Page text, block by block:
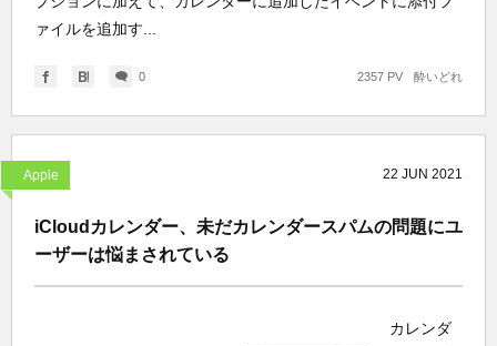
ァイルを追加す...
0 酔いどれ
2357 PV
Apple 22 JUN 2021
iCloudカレンダー、未だカレンダースパムの問題にユ
ーザーは悩まされている
カレンダ